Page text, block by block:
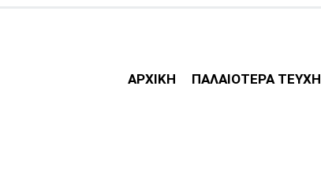
ΑΡΧΙΚΗ ΠΑΛΑΙΟΤΕΡΑ ΤΕΥΧΗ